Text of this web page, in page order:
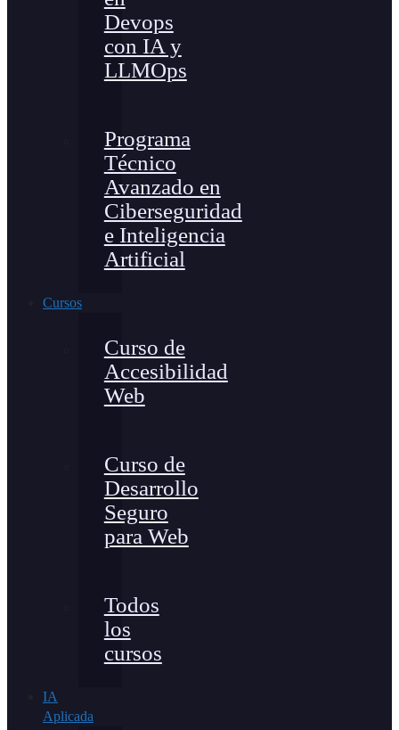
Devops
con IA y
LLMOps
Programa
Técnico
Avanzado en
Ciberseguridad
e Inteligencia
Artificial
Cursos
Curso de
Accesibilidad
Web
Curso de
Desarrollo
Seguro
para Web
Todos
los
cursos
IA
Aplicada